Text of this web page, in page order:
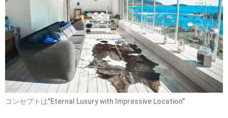
コンセプトは"Eternal Luxury with Impressive Location"